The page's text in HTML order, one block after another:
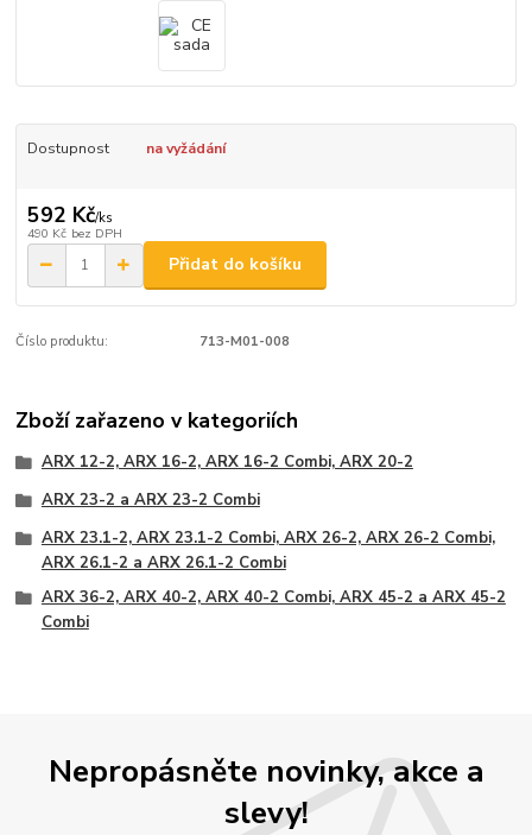
Dostupnost na vyžádání
592 Kč/ks
490 Kč bez DPH
Přidat do košíku
Číslo produktu: 713-M01-008
Zboží zařazeno v kategoriích
ARX 12-2, ARX 16-2, ARX 16-2 Combi, ARX 20-2
ARX 23-2 a ARX 23-2 Combi
ARX 23.1-2, ARX 23.1-2 Combi, ARX 26-2, ARX 26-2 Combi,
ARX 26.1-2 a ARX 26.1-2 Combi
ARX 36-2, ARX 40-2, ARX 40-2 Combi, ARX 45-2 a ARX 45-2
Combi
Nepropásněte novinky, akce a
slevy!